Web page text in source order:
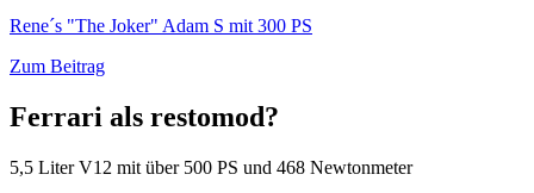
Rene´s "The Joker" Adam S mit 300 PS
Zum Beitrag
Ferrari als restomod?
5,5 Liter V12 mit über 500 PS und 468 Newtonmeter